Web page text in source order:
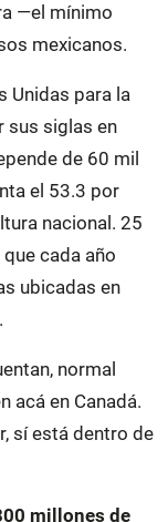
—el mínimo
mexicanos.
Unidas para la
sus siglas en
de 60 mil
el 53.3 por
nacional. 25
cada año
ubicadas en
normal
acá en Canadá.
sí está dentro de
millones de